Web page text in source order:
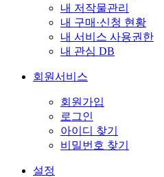
내 저작물관리
내 구매·신청 현황
내 서비스 사용권한
내 관심 DB
회원서비스
회원가입
로그인
아이디 찾기
비밀번호 찾기
설정